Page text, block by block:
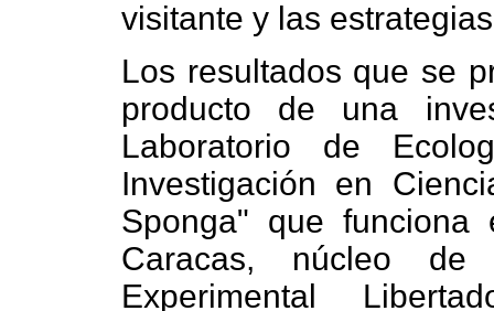
visitante y las
Los resultados que se
producto de una
Laboratorio de
Investigación en
Sponga" que
Caracas, núcleo de
Experimental